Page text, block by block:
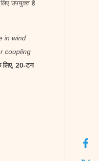
उपयुक्त है
in wind
coupling
लिए, 20-टन